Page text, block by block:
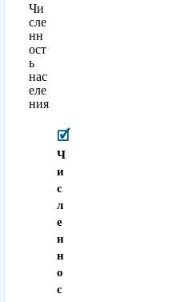
Чи
сле
нн
ост
ь
нас
еле
ния
Ч
и
с
л
е
н
н
о
с